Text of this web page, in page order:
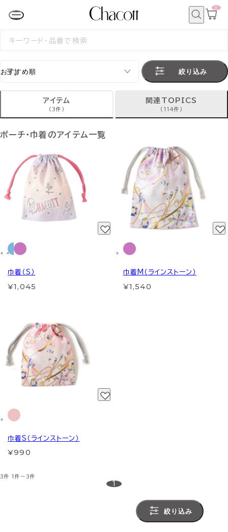
カ
0
検
絞り込み
アイテム
(3件)
関連TOPICS
(114件)
ポーチ・巾着のアイテム一覧
巾着（S）
¥1,045
巾着M（ラインストーン）
¥1,540
巾着S（ラインストーン）
¥990
3件 1件～3件
1
絞り込み